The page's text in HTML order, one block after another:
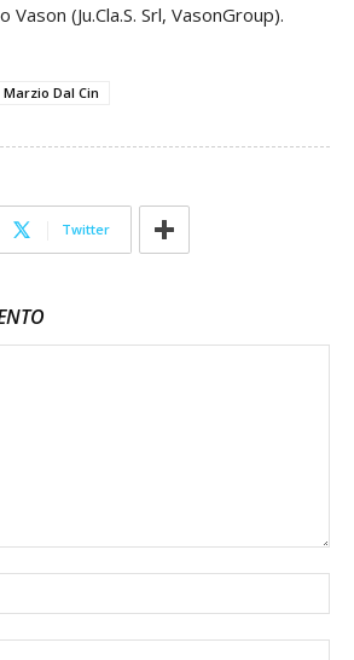
Vason (Ju.Cla.S. Srl, VasonGroup).
Marzio Dal Cin
Twitter